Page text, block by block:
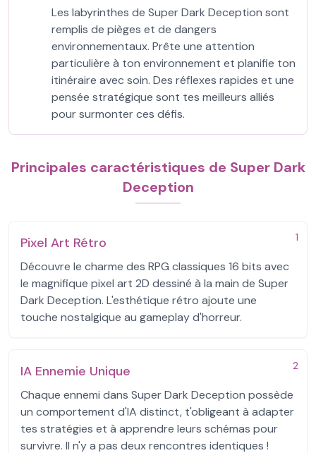
Les labyrinthes de Super Dark Deception sont
remplis de pièges et de dangers
environnementaux. Prête une attention
particulière à ton environnement et planifie ton
itinéraire avec soin. Des réflexes rapides et une
pensée stratégique sont tes meilleurs alliés
pour surmonter ces défis.
Principales caractéristiques de Super Dark
Deception
1
Pixel Art Rétro
Découvre le charme des RPG classiques 16 bits avec
le magnifique pixel art 2D dessiné à la main de Super
Dark Deception. L'esthétique rétro ajoute une
touche nostalgique au gameplay d'horreur.
2
IA Ennemie Unique
Chaque ennemi dans Super Dark Deception possède
un comportement d'IA distinct, t'obligeant à adapter
tes stratégies et à apprendre leurs schémas pour
survivre. Il n'y a pas deux rencontres identiques !